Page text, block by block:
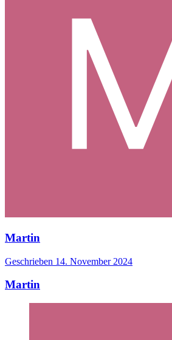
Martin
Geschrieben 14. November 2024
Martin